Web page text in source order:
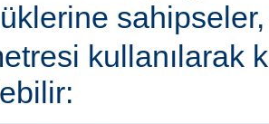
kullanılarak